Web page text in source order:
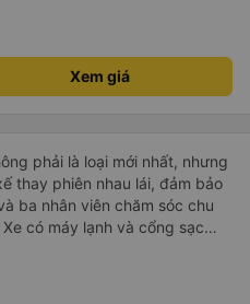
Xem giá
phải là loại mới nhất, nhưng
thay phiên nhau lái, đảm bảo
ba nhân viên chăm sóc chu
có máy lạnh và cổng sạc
các khu vực nghỉ ngơi. Phí